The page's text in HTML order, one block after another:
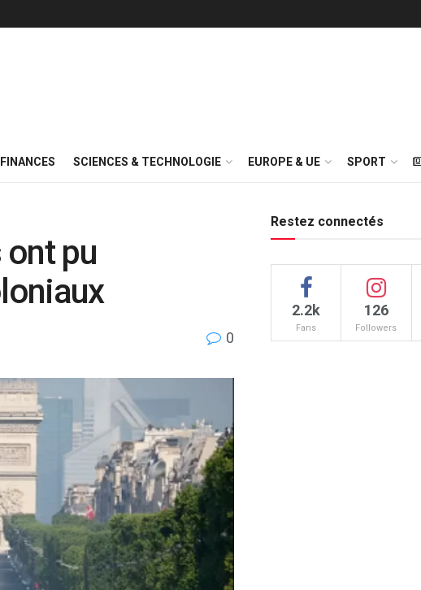
SCIENCES & TECHNOLOGIE EUROPE & UE SPORT
pu
0
Restez connectés
2.2k
Fans
126
Followers